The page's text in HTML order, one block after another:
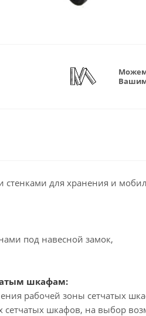
Можем
стенками для хранения и
под навесной замок,
шкафам:
рабочей зоны сетчатых
сетчатых шкафов, на выбор